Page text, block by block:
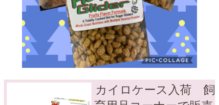
カイロケース入荷 飼